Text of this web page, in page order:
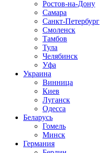
Ростов-на-Дону
Самара
Санкт-Петербург
Смоленск
Тамбов
Тула
Челябинск
Уфа
Украина
Винница
Киев
Луганск
Одесса
Беларусь
Гомель
Минск
Германия